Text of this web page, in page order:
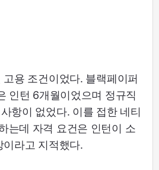
용 조건이었다. 블랙페이퍼
인턴 6개월이었으며 정규직
항이 없었다. 이를 접한 네티
는데 자격 요건은 인턴이 소
이라고 지적했다.